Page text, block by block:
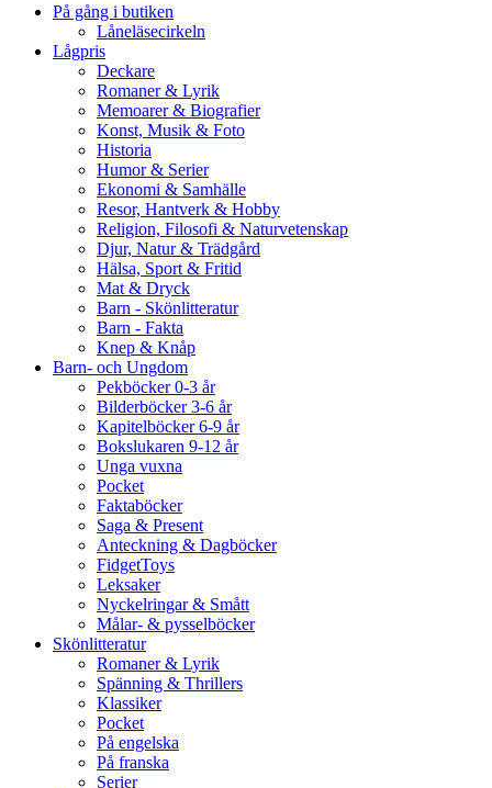
På gång i butiken
Låneläsecirkeln
Lågpris
Deckare
Romaner & Lyrik
Memoarer & Biografier
Konst, Musik & Foto
Historia
Humor & Serier
Ekonomi & Samhälle
Resor, Hantverk & Hobby
Religion, Filosofi & Naturvetenskap
Djur, Natur & Trädgård
Hälsa, Sport & Fritid
Mat & Dryck
Barn - Skönlitteratur
Barn - Fakta
Knep & Knåp
Barn- och Ungdom
Pekböcker 0-3 år
Bilderböcker 3-6 år
Kapitelböcker 6-9 år
Bokslukaren 9-12 år
Unga vuxna
Pocket
Faktaböcker
Saga & Present
Anteckning & Dagböcker
FidgetToys
Leksaker
Nyckelringar & Smått
Målar- & pysselböcker
Skönlitteratur
Romaner & Lyrik
Spänning & Thrillers
Klassiker
Pocket
På engelska
På franska
Serier